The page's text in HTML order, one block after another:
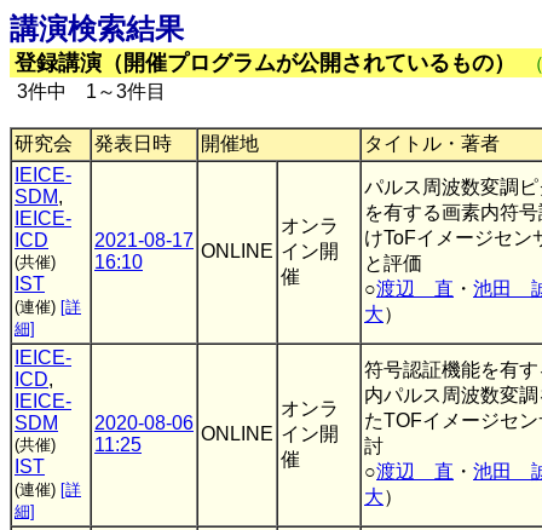
講演検索結果
登録講演（開催プログラムが公開されているもの）
3件中 1～3件目
研究会 発表日時 開催地
タイトル・著者
IEICE-
SDM,
IEICE-
ICD
(共催)
IST
(連催) [詳
細]
2021-08-17
16:10
ONLINE
オンラ
イン開
催
パルス周波数変調
を有する画素内符
けToFイメージセン
と評価
○渡辺 直 ・ 池田
大）
IEICE-
ICD,
IEICE-
SDM
(共催)
IST
(連催) [詳
細]
2020-08-06
11:25
ONLINE
オンラ
イン開
催
符号認証機能を有
内パルス周波数変
たTOFイメージセ
討
○渡辺 直 ・ 池田
大）